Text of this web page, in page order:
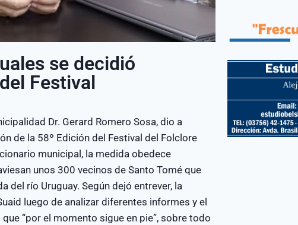
se decidió
Festival
Dr. Gerard Romero Sosa, dio a
de la 58º Edición del Festival del Folclore
municipal, la medida obedece
unos 300 vecinos de Santo Tomé que
del río Uruguay. Según dejó entrever, la
luego de analizar diferentes informes y el
“por el momento sigue en pie”, sobre todo